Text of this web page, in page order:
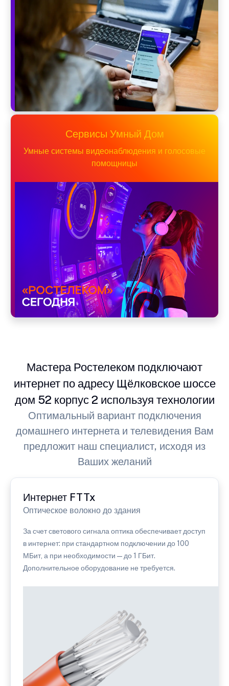
Сервисы Умный Дом
Умные системы видеонаблюдения и голосовые
помощницы
Мастера Ростелеком подключают
интернет по адресу Щёлковское шоссе
дом 52 корпус 2 используя технологии
Оптимальный вариант подключения
домашнего интернета и телевидения Вам
предложит наш специалист, исходя из
Ваших желаний
Интернет FTTx
Оптическое волокно до здания
За счет светового сигнала оптика обеспечивает доступ
в интернет: при стандартном подключении до 100
МБит, а при необходимости — до 1 ГБит.
Дополнительное оборудование не требуется.